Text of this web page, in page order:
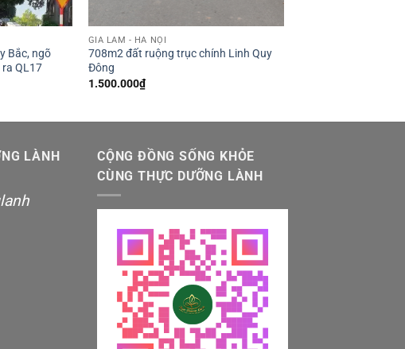
Bắc, ngõ
QL17
GIA LÂM - HÀ NỘI
708m2 đất ruộng trục chính Linh Quy
Đông
1.500.000₫
LÀNH
CỘNG ĐỒNG SỐNG KHỎE
CÙNG THỰC DƯỠNG LÀNH